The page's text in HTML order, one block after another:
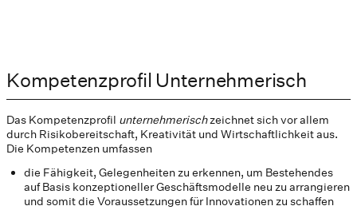
Kompetenzprofil Unternehmerisch
Das Kompetenzprofil unternehmerischzeichnet sich vor allem
durch Risikobereitschaft, Kreativität und Wirtschaftlichkeit aus.
Die Kompetenzen umfassen
die Fähigkeit, Gelegenheiten zu erkennen, um Bestehendes
auf Basis konzeptioneller Geschäftsmodelle neu zu arrangieren
und somit die Voraussetzungen für Innovationen zu schaffen